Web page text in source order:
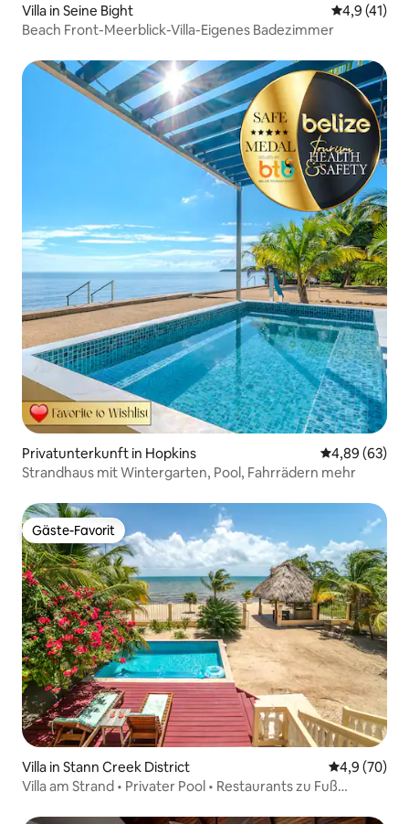
Villa in Seine Bight
4,9 (41)
Beach Front-Meerblick-Villa-Eigenes Badezimmer
Privatunterkunft in Hopkins
4,89 (63)
Strandhaus mit Wintergarten, Pool, Fahrrädern mehr
Gäste-Favorit
Gäste-Favorit
Villa in Stann Creek District
4,9 (70)
Villa am Strand • Privater Pool • Restaurants zu Fuß